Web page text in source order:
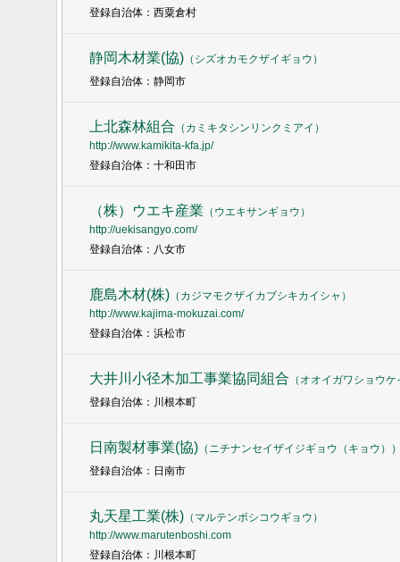
登録自治体：西粟倉村
静岡木材業(協)（ シズオカモクザイギョウ ）
登録自治体：静岡市
上北森林組合 （ カミキタシンリンクミアイ ）
http://www.kamikita-kfa.jp/
登録自治体：十和田市
（株）ウエキ産業 （ ウエキサンギョウ ）
http://uekisangyo.com/
登録自治体：八女市
鹿島木材(株)（ カジマモクザイカブシキカイシャ ）
http://www.kajima-mokuzai.com/
登録自治体：浜松市
大井川小径木加工事業協同組合 （ オオイガワショウ
登録自治体：川根本町
日南製材事業(協)（ ニチナンセイザイジギョウ（キョウ）
登録自治体：日南市
丸天星工業(株)（ マルテンボシコウギョウ ）
http://www.marutenboshi.com
登録自治体：川根本町